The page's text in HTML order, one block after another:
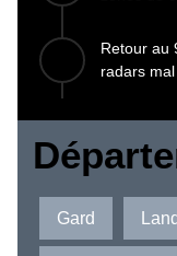
Retour au
radars
Gard